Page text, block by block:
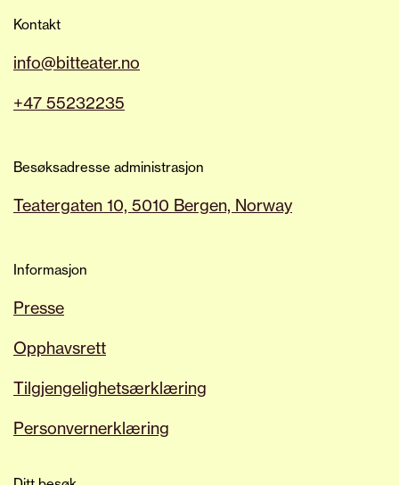
overrasket, sjokkerte og utfordret, mens
andre kanskje ønsker å unngå å bli
utsatt for bestemt innhold. Vi inviterer
det måtte være eller hvorfor, om et av
vår tilgjengelighetskoordinator.
Kontakt
info@bitteater.no
+47 55232235
Besøksadresse administrasjon
Teatergaten 10, 5010 Bergen, Norway
Informasjon
Presse
Opphavsrett
Tilgjengelighetsærklæring
Personvernerklæring